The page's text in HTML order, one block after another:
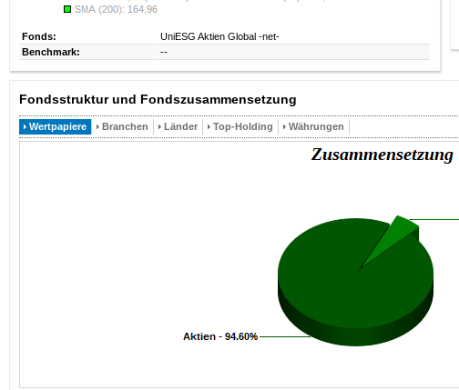
Fonds:
UniESG Aktien Global -net-
Benchmark:
--
Fondsstruktur und Fondszusammensetzung
Wertpapiere Branchen Länder Top-Holding Währungen